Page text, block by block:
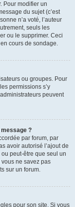
Pour modifier un
du sujet (c’est
n’a voté, l’auteur
seuls les
ou le supprimer. Ceci
cours de sondage.
ou groupes. Pour
permissions s’y
peuvent
?
par forum, par
avoir autorisé l’ajout de
peut-être que seul un
ne savez pas
sur un forum.
pour son site. Si vous